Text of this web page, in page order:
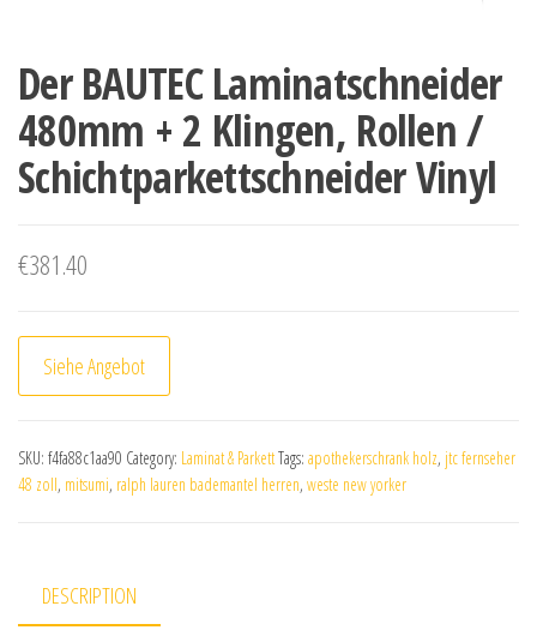
Der BAUTEC Laminatschneider
480mm + 2 Klingen, Rollen /
Schichtparkettschneider Vinyl
€381.40
Siehe Angebot
SKU: f4fa88c1aa90 Category: Laminat & ParkettTags: apothekerschrank holz, jtc fernseher
48 zoll, mitsumi, ralph lauren bademantel herren, weste new yorker
DESCRIPTION